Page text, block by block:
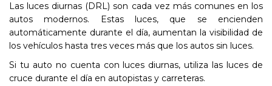
Las luces diurnas (DRL) son cada vez más comunes en los
autos modernos. Estas luces, que se encienden
automáticamente durante el día, aumentan la visibilidad de
los vehículos hasta tres veces más que los autos sin luces.
Si tu auto no cuenta con luces diurnas, utiliza las luces de
cruce durante el día en autopistas y carreteras.